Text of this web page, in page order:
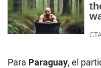
Para Paraguay, el